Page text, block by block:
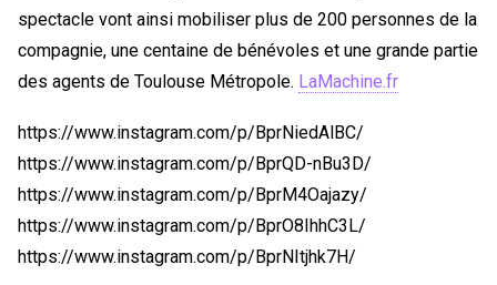
spectacle vont ainsi mobiliser plus de 200 personnes de la
compagnie, une centaine de bénévoles et une grande partie
des agents de Toulouse Métropole. LaMachine.fr
https://www.instagram.com/p/BprNiedAlBC/
https://www.instagram.com/p/BprQD-nBu3D/
https://www.instagram.com/p/BprM4Oajazy/
https://www.instagram.com/p/BprO8IhhC3L/
https://www.instagram.com/p/BprNItjhk7H/